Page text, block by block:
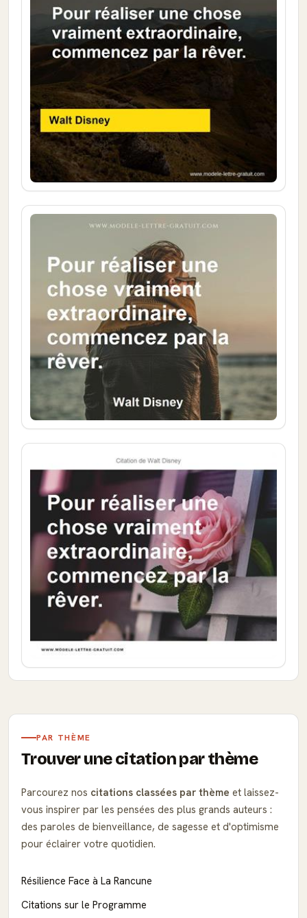
PAR THÈME
Trouver une citation par thème
Parcourez nos citations classées par thème et laissez-
vous inspirer par les pensées des plus grands auteurs :
des paroles de bienveillance, de sagesse et d'optimisme
pour éclairer votre quotidien.
Résilience Face à La Rancune
Citations sur le Programme